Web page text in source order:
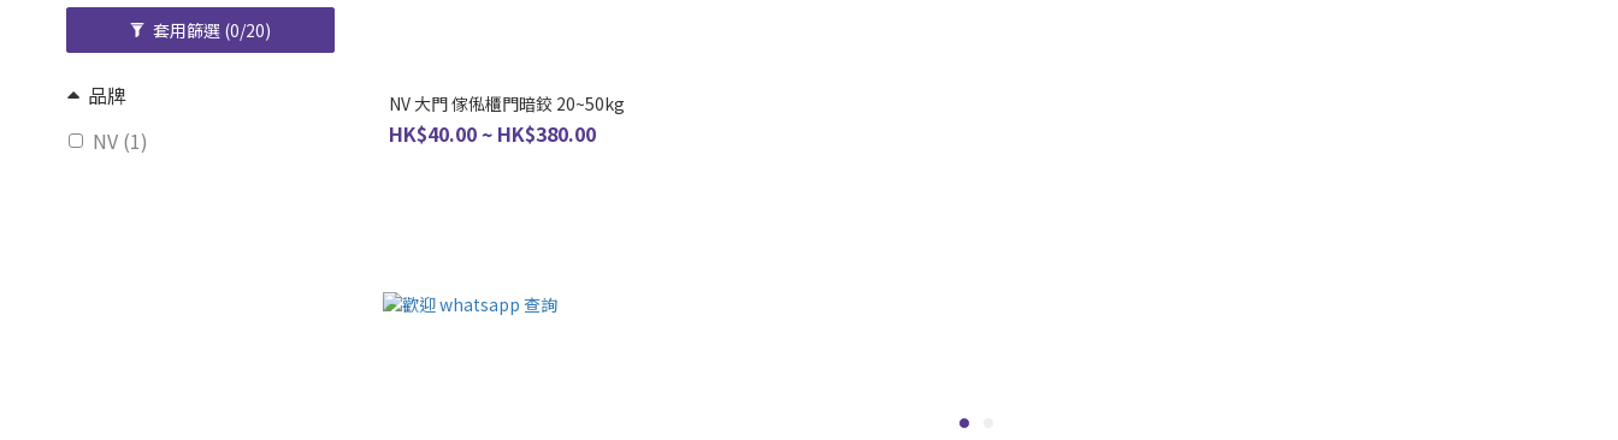
套用篩選 (0/20)
品牌
NV (1)
NV 大門 傢俬櫃門暗鉸 20~50kg
HK$40.00 ~ HK$380.00